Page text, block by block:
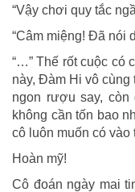
“Vậy chơi quy tắc
“Câm miệng! Đã nói
“…” Thế rốt cuộc có
này, Đàm Hi vô
ngon rượu say, còn
không cần tốn bao
cô luôn muốn có vào
Hoàn mỹ!
Cô đoán ngày mai